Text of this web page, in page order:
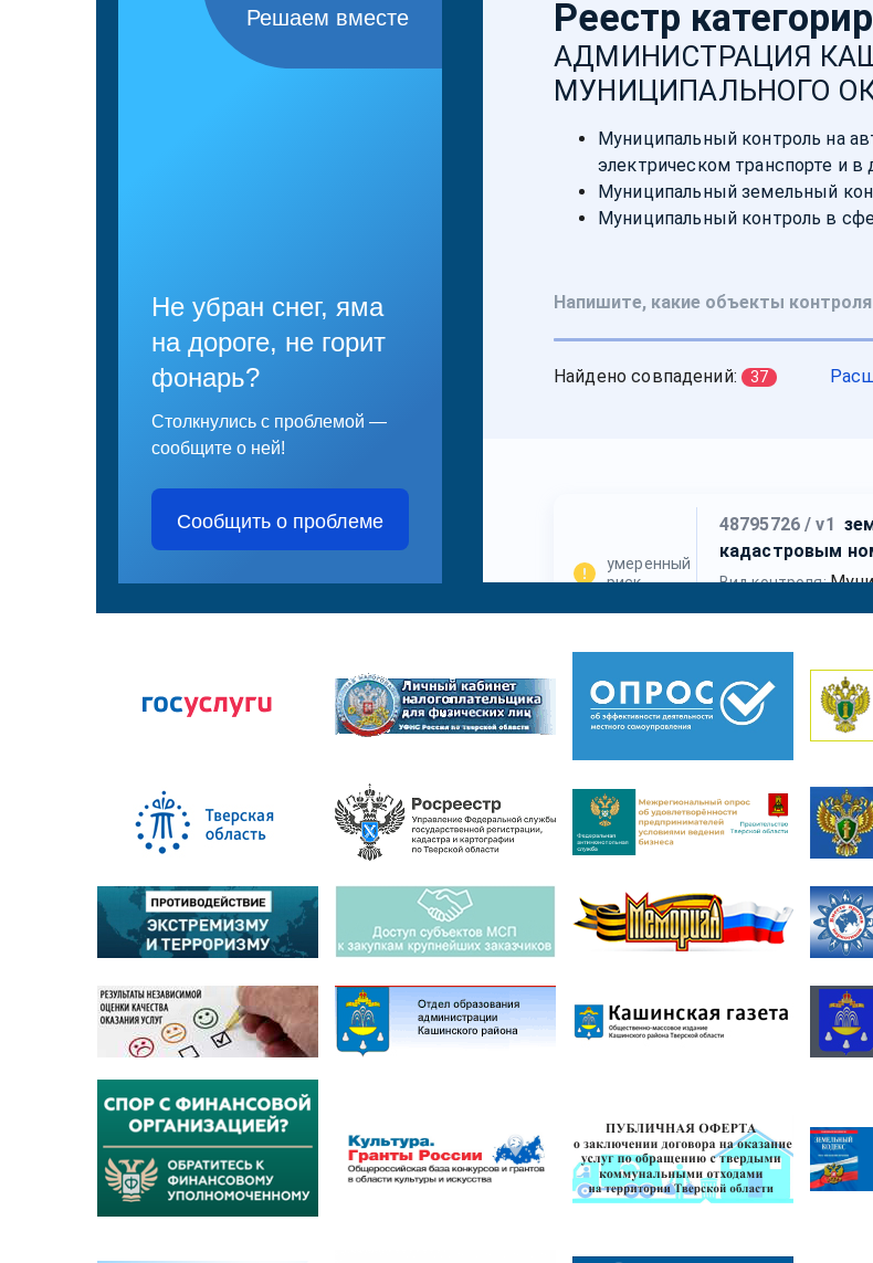
Решаем вместе
Не убран снег, яма
на дороге, не горит
фонарь?
Столкнулись с проблемой —
сообщите о ней!
Сообщить о проблеме